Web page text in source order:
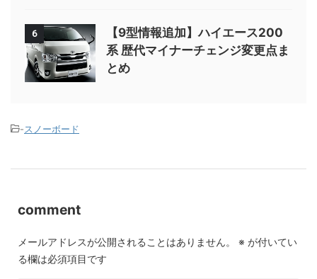
6
【9型情報追加】ハイエース200
系 歴代マイナーチェンジ変更点ま
とめ
-スノーボード
comment
メールアドレスが公開されることはありません。 ※ が付いてい
る欄は必須項目です